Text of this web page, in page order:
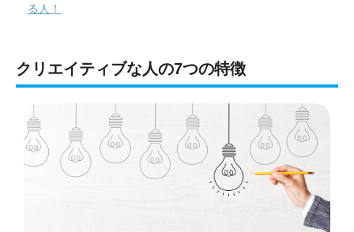
る人！
クリエイティブな人の7つの特徴